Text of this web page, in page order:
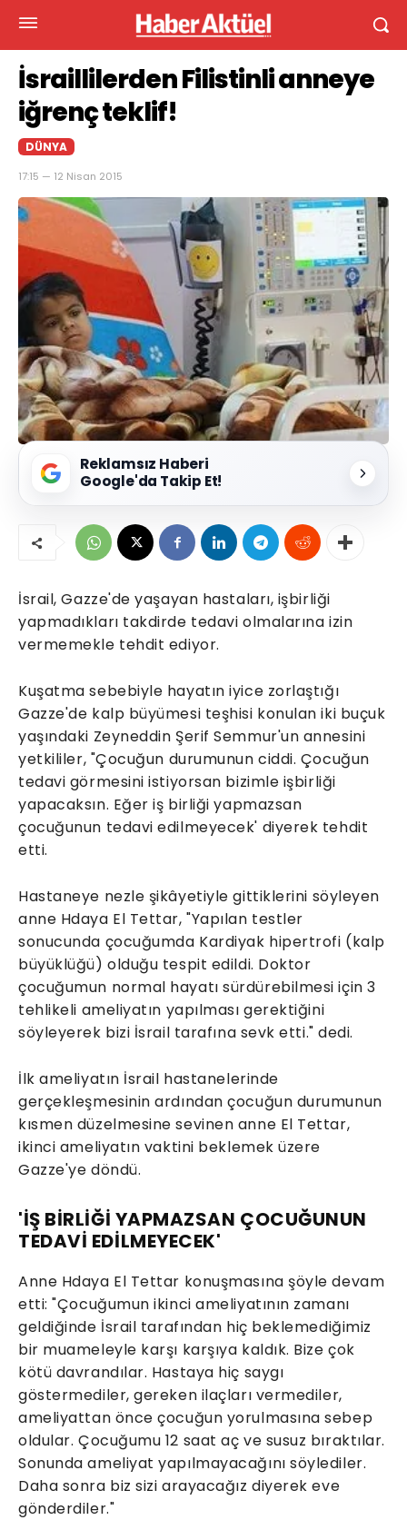
İsraillilerden Filistinli anneye
iğrenç teklif!
DÜNYA
17:15 — 12 Nisan 2015
Reklamsız Haberi
Google'da Takip Et!
İsrail, Gazze'de yaşayan hastaları, işbirliği
yapmadıkları takdirde tedavi olmalarına izin
vermemekle tehdit ediyor.
Kuşatma sebebiyle hayatın iyice zorlaştığı
Gazze'de kalp büyümesi teşhisi konulan iki buçuk
yaşındaki Zeyneddin Şerif Semmur'un annesini
yetkililer, "Çocuğun durumunun ciddi. Çocuğun
tedavi görmesini istiyorsan bizimle işbirliği
yapacaksın. Eğer iş birliği yapmazsan
çocuğunun tedavi edilmeyecek' diyerek tehdit
etti.
Hastaneye nezle şikâyetiyle gittiklerini söyleyen
anne Hdaya El Tettar, "Yapılan testler
sonucunda çocuğumda Kardiyak hipertrofi (kalp
büyüklüğü) olduğu tespit edildi. Doktor
çocuğumun normal hayatı sürdürebilmesi için 3
tehlikeli ameliyatın yapılması gerektiğini
söyleyerek bizi İsrail tarafına sevk etti." dedi.
İlk ameliyatın İsrail hastanelerinde
gerçekleşmesinin ardından çocuğun durumunun
kısmen düzelmesine sevinen anne El Tettar,
ikinci ameliyatın vaktini beklemek üzere
Gazze'ye döndü.
'İŞ BİRLİĞİ YAPMAZSAN ÇOCUĞUNUN
TEDAVİ EDİLMEYECEK'
Anne Hdaya El Tettar konuşmasına şöyle devam
etti: "Çocuğumun ikinci ameliyatının zamanı
geldiğinde İsrail tarafından hiç beklemediğimiz
bir muameleyle karşı karşıya kaldık. Bize çok
kötü davrandılar. Hastaya hiç saygı
göstermediler, gereken ilaçları vermediler,
ameliyattan önce çocuğun yorulmasına sebep
oldular. Çocuğumu 12 saat aç ve susuz bıraktılar.
Sonunda ameliyat yapılmayacağını söylediler.
Daha sonra biz sizi arayacağız diyerek eve
gönderdiler."